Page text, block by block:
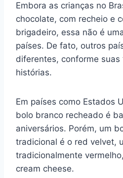
Embora as crianças no
chocolate, com recheio e
brigadeiro, essa não é
países. De fato, outros
diferentes, conforme suas
histórias.
Em países como Estados
bolo branco recheado é
aniversários. Porém, um
tradicional é o red velvet,
tradicionalmente
cream cheese.